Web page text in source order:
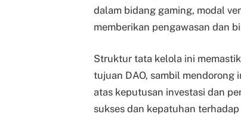
dalam bidang gaming, modal
memberikan pengawasan dan
Struktur tata kelola ini
tujuan DAO, sambil mendorong
atas keputusan investasi dan
sukses dan kepatuhan